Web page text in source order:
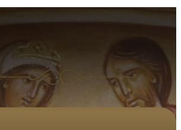
مشغل الصوت